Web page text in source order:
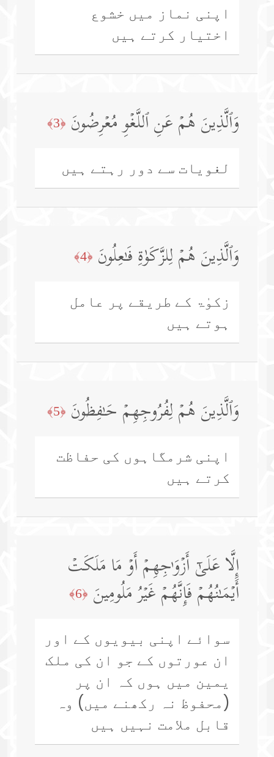
اپنی نماز میں خشوع
اختیار کرتے ہیں
وَٱلَّذِینَ هُمۡ عَنِ ٱللَّغۡوِ مُعۡرِضُونَ ﴿3﴾
لغویات سے دور رہتے ہیں
وَٱلَّذِینَ هُمۡ لِلزَّكَوٰةِ فَـٰعِلُونَ ﴿4﴾
زکوٰۃ کے طریقے پر عامل
ہوتے ہیں
وَٱلَّذِینَ هُمۡ لِفُرُوجِهِمۡ حَـٰفِظُونَ ﴿5﴾
اپنی شرمگاہوں کی حفاظت
کرتے ہیں
إِلَّا عَلَىٰۤ أَزۡوَ ٰ⁠جِهِمۡ أَوۡ مَا مَلَكَتۡ
أَیۡمَـٰنُهُمۡ فَإِنَّهُمۡ غَیۡرُ مَلُومِینَ ﴿6﴾
سوائے اپنی بیویوں کے اور
ان عورتوں کے جو ان کی ملک
یمین میں ہوں کہ ان پر
(محفوظ نہ رکھنے میں) وہ
قابل ملامت نہیں ہیں